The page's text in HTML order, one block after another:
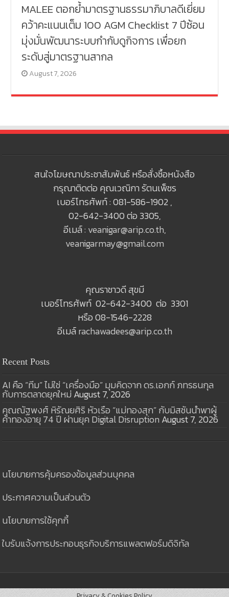
MALEE ตอกย้ำมาตรฐานธรรมาภิบาลดีเยี่ยม
คว้าคะแนนเต็ม 100 AGM Checklist 7 ปีซ้อน
มุ่งมั่นพัฒนาระบบกำกับดูกิจการ เพื่อยก
ระดับสู่มาตรฐานสากล
August 7, 2026
สนใจโฆษณาประชาสัมพันธ์ หรือสั่งซื้อหนังสือ
กรุณาติดต่อ คุณเวณิกา รัตนเพ็ชร
เบอร์โทรศัพท์ : 081-586-1902 ,
02-642-3400 ต่อ 3305,
อีเมล์ : veanigar@arip.co.th,
veanigarmay@gmail.com
คุณราชาวดี สุขมี
เบอร์โทรศัพท์ 02-642-3400 ต่อ 3301
หรือ 08-1546-2228
อีเมล์rachawadees@arip.co.th
Recent Posts
AI คือ “ทีม” ไม่ใช่ “เครื่องมือ” มุมคิดจาก ดร.เอกก์ ภทรธนกุล
กับการตลาดยุคใหม่ August 7, 2026
คุณณัฐพงศ์ หิรัณยศิริ หัวเรือ “แม่ทองสุก” กับมิสชันนำพาผู้
ค้าทองอายุ 74 ปี ผ่านยุค Digital Disruption August 7, 2026
นโยบายการคุ้มครองข้อมูลส่วนบุคคล
ประกาศความเป็นส่วนตัว
นโยบายการใช้คุกกี้
ใบรับแจ้งการประกอบธุรกิจบริการแพลตฟอร์มดิจิทัล